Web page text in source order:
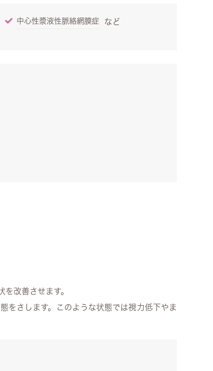
中心性漿液性脈絡網膜症 など
改善させます。
をさします。このような状態では視力低下やま